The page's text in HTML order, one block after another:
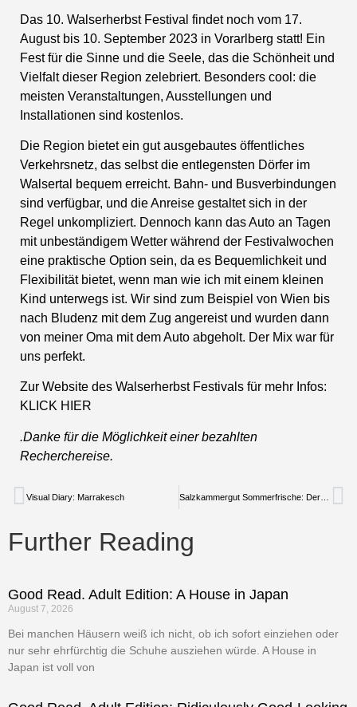
Das 10. Walserherbst Festival findet noch vom 17.
August bis 10. September 2023 in Vorarlberg statt! Ein
Fest für die Sinne und die Seele, das die Schönheit und
Vielfalt dieser Region zelebriert. Besonders cool: die
meisten Veranstaltungen, Ausstellungen und
Installationen sind kostenlos.
Die Region bietet ein gut ausgebautes öffentliches
Verkehrsnetz, das selbst die entlegensten Dörfer im
Walsertal bequem erreicht. Bahn- und Busverbindungen
sind verfügbar, und die Anreise gestaltet sich in der
Regel unkompliziert. Dennoch kann das Auto an Tagen
mit unbeständigem Wetter während der Festivalwochen
eine praktische Option sein, da es Bequemlichkeit und
Flexibilität bietet, wenn man wie ich mit einem kleinen
Kind unterwegs ist. Wir sind zum Beispiel von Wien bis
nach Bludenz mit dem Zug angereist und wurden dann
von meiner Oma mit dem Auto abgeholt. Der Mix war für
uns perfekt.
Zur Website des Walserherbst Festivals für mehr Infos:
KLICK HIER
.Danke für die Möglichkeit einer bezahlten
Recherchereise.
Visual Diary: Marrakesch Salzkammergut Sommerfrische: Der Traunsee Guide
Further Reading
Good Read. Adult Edition: A House in Japan
August 7, 2026
Bei manchen Häusern weiß ich nicht, ob ich sofort einziehen oder
nur sehr ehrfürchtig die Schuhe ausziehen würde. A House in
Japan ist voll von